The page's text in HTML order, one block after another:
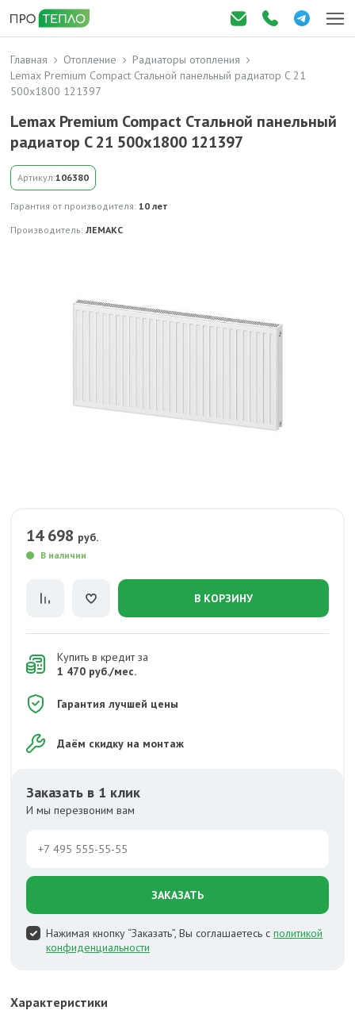
Главная Отопление
Радиаторы отопления
Lemax Premium Compact Стальной панельный радиатор C 21
500х1800 121397
Lemax Premium Compact Стальной панельный
радиатор C 21 500х1800 121397
Артикул:106380
Гарантия от производителя: 10 лет
Производитель: ЛЕМАКС
14 698 руб.
В наличии
В КОРЗИНУ
Купить в кредит за
1 470 руб./мес.
Гарантия лучшей цены
Даём скидку на монтаж
Заказать в 1 клик
И мы перезвоним вам
ЗАКАЗАТЬ
Нажимая кнопку “Заказать”, Вы соглашаетесь с политикой
конфиденциальности
Характеристики